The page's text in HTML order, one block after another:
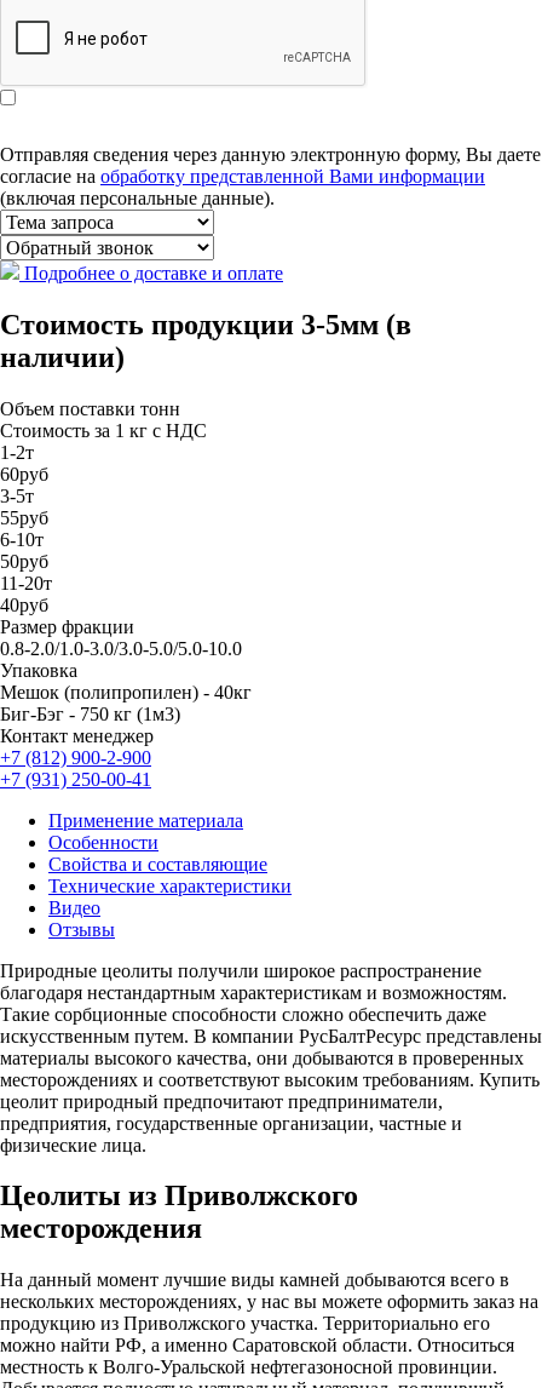
Отправляя сведения через данную электронную форму, Вы даете
согласие на обработку представленной Вами информации
(включая персональные данные).
Подробнее о доставке и оплате
Стоимость продукции 3-5мм (в
наличии)
Объем поставки тонн
Стоимость за 1 кг с НДС
1-2т
60руб
3-5т
55руб
6-10т
50руб
11-20т
40руб
Размер фракции
0.8-2.0/1.0-3.0/3.0-5.0/5.0-10.0
Упаковка
Мешок (полипропилен) - 40кг
Биг-Бэг - 750 кг (1м3)
Контакт менеджер
+7 (812) 900-2-900
+7 (931) 250-00-41
Применение материала
Особенности
Свойства и составляющие
Технические характеристики
Видео
Отзывы
Природные цеолиты получили широкое распространение
благодаря нестандартным характеристикам и возможностям.
Такие сорбционные способности сложно обеспечить даже
искусственным путем. В компании РусБалтРесурс представлены
материалы высокого качества, они добываются в проверенных
месторождениях и соответствуют высоким требованиям. Купить
цеолит природный предпочитают предприниматели,
предприятия, государственные организации, частные и
физические лица.
Цеолиты из Приволжского
месторождения
На данный момент лучшие виды камней добываются всего в
нескольких месторождениях, у нас вы можете оформить заказ на
продукцию из Приволжского участка. Территориально его
можно найти РФ, а именно Саратовской области. Относиться
местность к Волго-Уральской нефтегазоносной провинции.